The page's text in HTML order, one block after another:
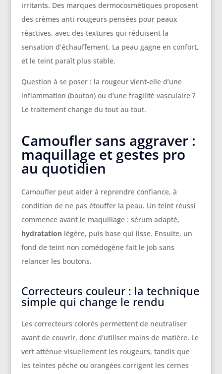
irritants. Des marques dermocosmétiques proposent
des crèmes anti-rougeurs pensées pour peaux
réactives, avec des textures qui réduisent la
sensation d’échauffement. La peau gagne en confort,
et le teint paraît plus stable.
Question à se poser : la rougeur vient-elle d’une
inflammation (bouton) ou d’une fragilité vasculaire ?
Le traitement change du tout au tout.
Camoufler sans aggraver :
maquillage et gestes pro
au quotidien
Camoufler peut aider à reprendre confiance, à
condition de ne pas étouffer la peau. Un teint réussi
commence avant le maquillage : sérum adapté,
hydratationlégère, puis base qui lisse. Ensuite, un
fond de teint non comédogène fait le job sans
relancer les boutons.
Correcteurs couleur : la technique
simple qui change le rendu
Les correcteurs colorés permettent de neutraliser
avant de couvrir, donc d’utiliser moins de matière. Le
vert atténue visuellement les rougeurs, tandis que
les teintes pêche ou orangées corrigent les cernes